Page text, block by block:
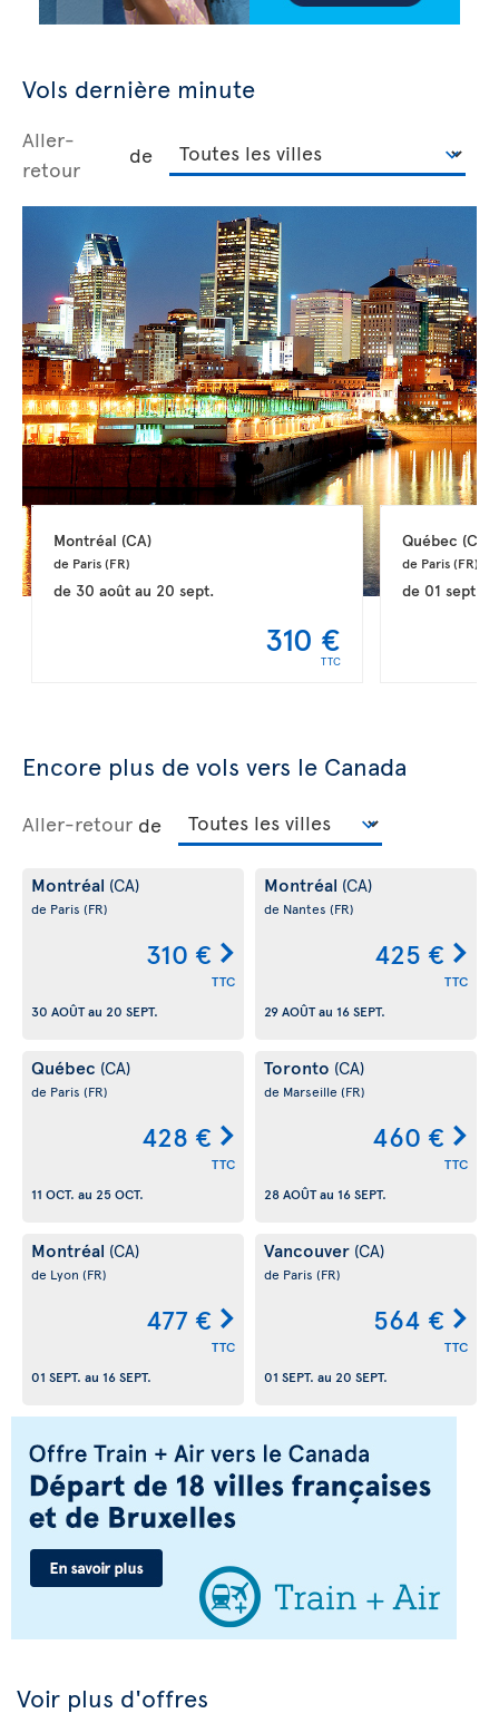
Vols dernière minute
Aller-
retour
de
Montréal (CA)
de Paris (FR)
de 30 aoûtau 20 sept.
310 €
TTC
Québec (CA)
de Paris (FR)
de 01 sept.
Encore plus de vols vers le Canada
Aller-retour de
Montréal (CA)
de Paris (FR)
310 €
TTC
30 AOÛTau 20 SEPT.
Montréal (CA)
de Nantes (FR)
425 €
TTC
29 AOÛTau 16 SEPT.
Québec (CA)
de Paris (FR)
428 €
TTC
11 OCT. au 25 OCT.
Toronto (CA)
de Marseille (FR)
460 €
TTC
28 AOÛTau 16 SEPT.
Montréal (CA)
de Lyon (FR)
477 €
TTC
01 SEPT. au 16 SEPT.
Vancouver (CA)
de Paris (FR)
564 €
TTC
01 SEPT. au 20 SEPT.
Voir plus d'offres